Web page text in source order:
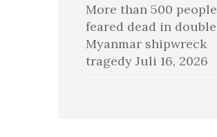
More than 500 people
feared dead in double
Myanmar shipwreck
tragedy Juli 16, 2026